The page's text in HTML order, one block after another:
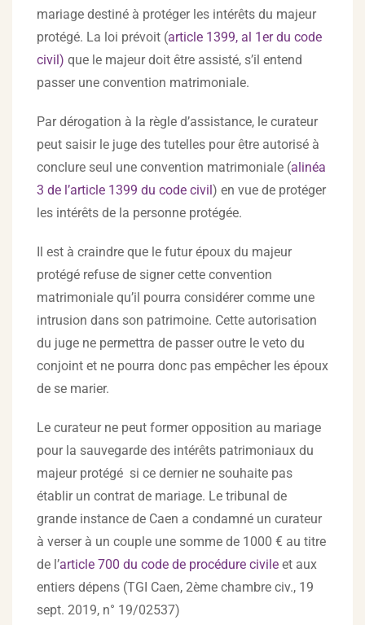
mariage destiné à protéger les intérêts du majeur
protégé. La loi prévoit (article 1399, al 1er du code
civil) que le majeur doit être assisté, s’il entend
passer une convention matrimoniale.
Par dérogation à la règle d’assistance, le curateur
peut saisir le juge des tutelles pour être autorisé à
conclure seul une convention matrimoniale (alinéa
3 de l’article 1399 du code civil) en vue de protéger
les intérêts de la personne protégée.
Il est à craindre que le futur époux du majeur
protégé refuse de signer cette convention
matrimoniale qu’il pourra considérer comme une
intrusion dans son patrimoine. Cette autorisation
du juge ne permettra de passer outre le veto du
conjoint et ne pourra donc pas empêcher les époux
de se marier.
Le curateur ne peut former opposition au mariage
pour la sauvegarde des intérêts patrimoniaux du
majeur protégé si ce dernier ne souhaite pas
établir un contrat de mariage. Le tribunal de
grande instance de Caen a condamné un curateur
à verser à un couple une somme de 1000 € au titre
de l’article 700 du code de procédure civile et aux
entiers dépens (TGI Caen, 2ème chambre civ., 19
sept. 2019, n° 19/02537)